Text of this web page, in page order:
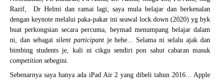
Razif,  Dr Helmi dan ramai lagi; saya mula belajar dan berkenalan
dengan keynote melalui paka-pakar ini seawal lock down (2020) yg byk
buat perkongsian secara percuma, beymad menumpang belajar dalam
ni, dan sebagai silent participant je hehe... Selama ni selalu ajak dan
competition sebegini.
Sebenarnya saya hanya ada iPad Air 2 yang dibeli tahun 2016... Apple